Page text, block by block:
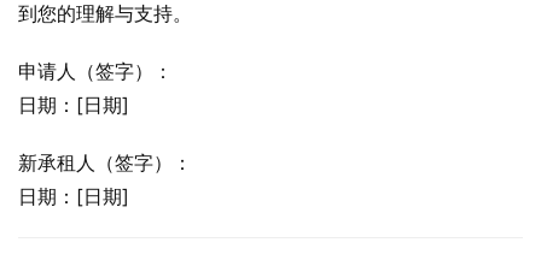
到您的理解与支持。
申请人（签字）：
日期：[日期]
新承租人（签字）：
日期：[日期]